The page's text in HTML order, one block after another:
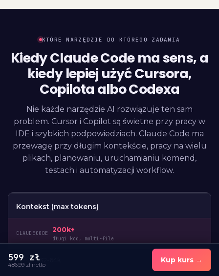
KTÓRE NARZĘDZIE DO KTÓREGO ZADANIA
Kiedy Claude Code ma sens, a
kiedy lepiej użyć Cursora,
Copilota albo Codexa
Nie każde narzędzie AI rozwiązuje ten sam
problem. Cursor i Copilot są świetne przy pracy w
IDE i szybkich podpowiedziach. Claude Code ma
przewagę przy długim kontekście, pracy na wielu
plikach, planowaniu, uruchamianiu komend,
testach i automatyzacji workflow.
Kontekst (max tokens)
200k+
długi kod, multi-file
32-64k
599 zł
486,99 zł netto
Kup kurs →